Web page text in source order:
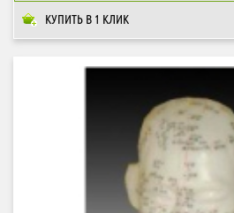
КУПИТЬ В 1 КЛИК